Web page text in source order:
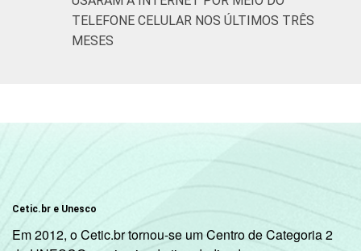
Ensino
87
2015.
TELEFONE CELULAR NOS ÚLTIMOS TRÊS
MESES
Cetic.br e Unesco
Em 2012, o Cetic.br tornou-se um Centro de Categoria 2